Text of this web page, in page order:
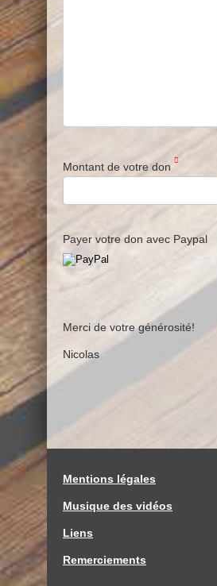
Montant de votre don
Payer votre don avec Paypal
Merci de votre générosité!
Nicolas
Mentions légales
Musique des vidéos
Liens
Remerciements